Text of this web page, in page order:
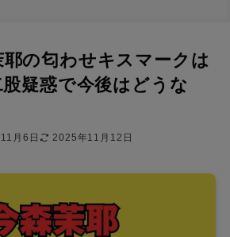
耶の匂わせキスマークは
疑惑で今後はどうな
月6日 2025年11月12日